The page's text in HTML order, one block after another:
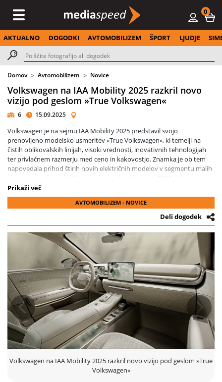
0
AKTUALNO DOGODKI AVTOMOBILIZEM ŠPORT LJUDJE
Domov Avtomobilizem Novice
Volkswagen na IAA Mobility 2025 razkril novo
vizijo pod geslom »True Volkswagen«
6 15.09.2025
Volkswagen je na sejmu IAA Mobility 2025 predstavil svojo
prenovljeno modelsko usmeritev »True Volkswagen«, ki temelji na
čistih oblikovalskih linijah, visoki vrednosti, inovativnih tehnologijah
ter privlačnem razmerju med ceno in kakovostjo. Znamka je ob tem
napovedala prihod štirih novih električnih modelov v segmentu malih
in kompaktnih vozil, ki bodo na trg prihajali od leta 2026 dalje.
Posebno pozornost je pritegnila svetovna premiera modela ID. CROSS
Concept, kompaktnega električnega SUV-ja, ki bo dopolnil razred
obstoječega T-Crossa. Koncept, zasnovan na platformi MEB+, prinaša
napredno tehnologijo, doseg do 420 kilometrov (WLTP) in prostorno
notranjost s 450 litri prtljažnega prostora. Z dolžino 4,16 metra, širino
1,84 metra in višino 1,59 metra je namenjen tako urbanim vožnjam kot
daljšim potovanjem.
Ob ID. CROSS Conceptu je Volkswagen na ogled postavil tudi
zamaskirana modela ID. Polo in ID. Polo GTI, ki bosta premierno
razkrita v letu 2026, ter študijo ID. EVERY1, dostopen vstopni električni
avtomobil s ciljno ceno okrog 20.000 evrov.
Volkswagen pa ostaja dejaven tudi na področju modelov z motorji z
notranjim izgorevanjem. Na sejmu je predstavil novo generacijo T-
Roca, ki se pridružuje nedavno predstavljenim modelom Tiguan,
Tayron in Passat.
Izvršni direktor znamke Volkswagen Thomas Schäfer je ob razkritju
poudaril: »Cilj za naslednjih pet let je jasen – do leta 2030 želimo
Prikaži več
AVTOMOBILIZEM - NOVICE
Deli dogodek
Volkswagen na IAA Mobility 2025 razkril novo vizijo pod geslom »True
Volkswagen«
Prejšnja